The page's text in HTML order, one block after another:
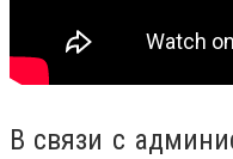
В связи с